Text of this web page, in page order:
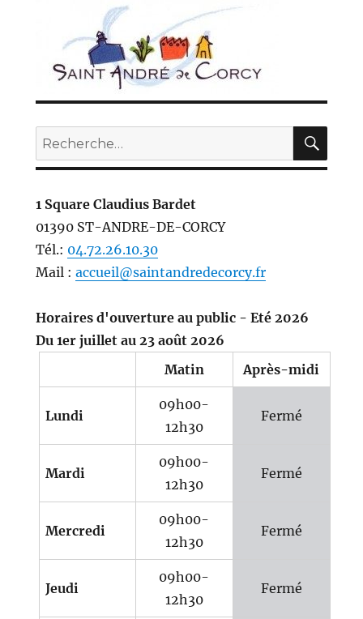
Recherche
pour :
1 Square Claudius Bardet
01390 ST-ANDRE-DE-CORCY
Tél.: 04.72.26.10.30
Mail : accueil@saintandredecorcy.fr
Horaires d'ouverture au public - Eté 2026
Du 1er juillet au 23 août 2026
Matin
Après-midi
Lundi
09h00-
12h30
Fermé
Mardi
09h00-
12h30
Fermé
Mercredi
09h00-
12h30
Fermé
Jeudi
09h00-
12h30
Fermé